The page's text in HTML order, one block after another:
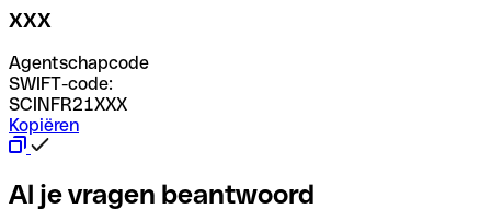
XXX
Agentschapcode
SWIFT-code:
SCINFR21XXX
Kopiëren
Al je vragen beantwoord